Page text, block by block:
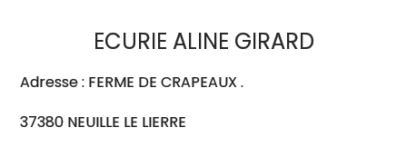
ECURIE ALINE GIRARD
Adresse : FERME DE CRAPEAUX .
37380 NEUILLE LE LIERRE